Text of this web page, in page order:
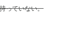
っていない。